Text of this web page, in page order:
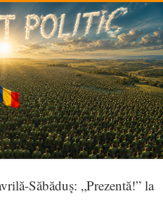
Săbăduș: „Prezentă!” la